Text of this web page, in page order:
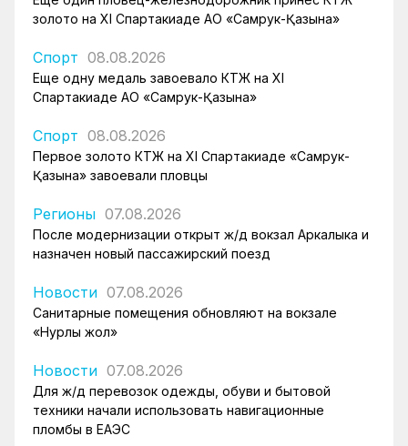
золото на XI Спартакиаде АО «Самрук-Қазына»
Спорт 08.08.2026
Еще одну медаль завоевало КТЖ на XI
Спартакиаде АО «Самрук-Қазына»
Спорт 08.08.2026
Первое золото КТЖ на XI Спартакиаде «Самрук-
Қазына» завоевали пловцы
Регионы 07.08.2026
После модернизации открыт ж/д вокзал Аркалыка и
назначен новый пассажирский поезд
Новости 07.08.2026
Санитарные помещения обновляют на вокзале
«Нурлы жол»
Новости 07.08.2026
Для ж/д перевозок одежды, обуви и бытовой
техники начали использовать навигационные
пломбы в ЕАЭС